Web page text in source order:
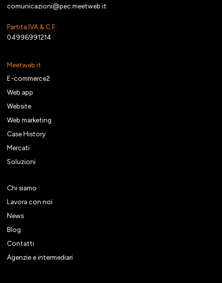
comunicazioni@pec.meetweb.it
Partita IVA & C.F.
04996991214
Meetweb.it
E-commerce2
Web app
Website
Web marketing
Case History
Mercati
Soluzioni
Chi siamo
Lavora con noi
News
Blog
Contatti
Agenzie e intermediari